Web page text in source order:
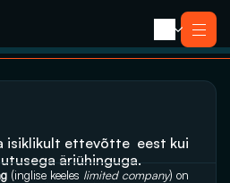
isiklikult ettevõtte  eest kui
äriühinguga.
(inglise keeles limited company